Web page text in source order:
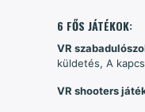
6 FŐS JÁTÉKOK:
VR
küldetés, A
VR shooters